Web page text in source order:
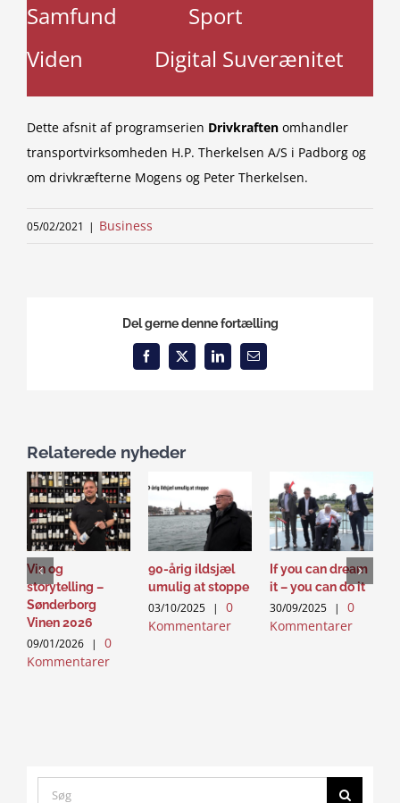
Samfund
Sport
Viden
Digital Suverænitet
Dette afsnit af programserien Drivkraften omhandler
transportvirksomheden H.P. Therkelsen A/S i Padborg og
om drivkræfterne Mogens og Peter Therkelsen.
05/02/2021 | Business
Del gerne denne fortælling
Facebook
X LinkedInEmail
Relaterede nyheder
Vin og
storytelling –
Sønderborg
Vinen 2026
09/01/2026 |
0
Kommentarer
90-årig ildsjæl
umulig at stoppe
03/10/2025 |
0
Kommentarer
If you can dream
it – you can do it
30/09/2025 |
0
Kommentarer
Search